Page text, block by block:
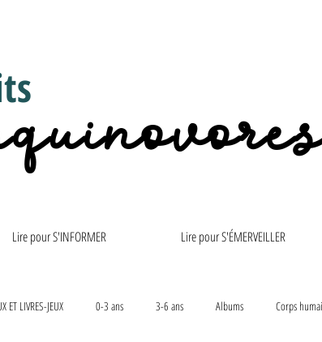
Lire pour S'INFORMER Lire pour S'ÉMERVEILLER
ET LIVRES-JEUX 0-3 ans 3-6 ans Albums Corps